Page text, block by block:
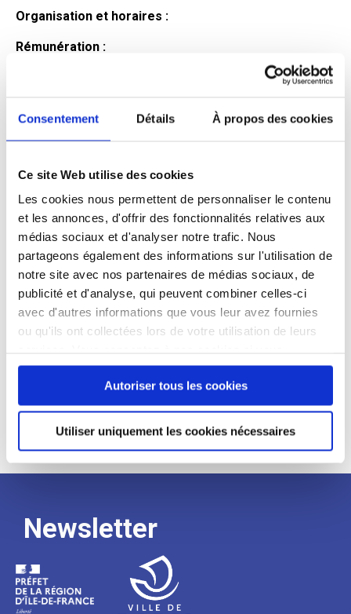
Consentement Détails À propos des cookies
Ce site Web utilise des cookies
Les cookies nous permettent de personnaliser le contenu
et les annonces, d'offrir des fonctionnalités relatives aux
médias sociaux et d'analyser notre trafic. Nous
partageons également des informations sur l'utilisation de
notre site avec nos partenaires de médias sociaux, de
publicité et d'analyse, qui peuvent combiner celles-ci
avec d'autres informations que vous leur avez fournies
ou qu'ils ont collectées lors de votre utilisation de leurs
continuez à utiliser notre site Web.
Autoriser tous les cookies
Utiliser uniquement les cookies nécessaires
Organisation et horaires :
Rémunération :
Profil du
candidat
Qualifications et diplômes :
Profil recherché :
Processus
de
recrutement
Newsletter